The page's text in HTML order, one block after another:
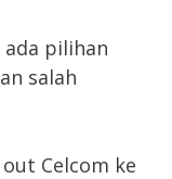
pilihan
salah
Celcom ke